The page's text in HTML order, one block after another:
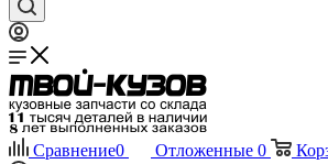
Сравнение0 Отложенные 0